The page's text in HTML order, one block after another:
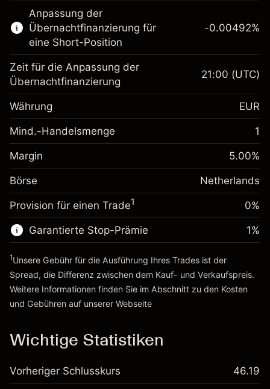
CFDs
Margin. Ihre Investition
€1,000.00
Anpassung der
Übernachtfinanzierung
fremdfinanzierten
(-€3.46)
Positionsgröße mit Hebelwirkung
~€20,000.00
Geld aus Hebelwirkung ~ $
Anpassung der
Übernachtfinanzierung für
eine Short-Position
Margin. Ihre Investition
€1,000.00
Anpassung der
Gebühren aus
fremdfinanzierten
Positionswert
-0.004915
%
(-€0.98)
Positionsgröße mit Hebelwirkung
Geld aus Hebelwirkung ~ $€19,000.00
Zur Plattform
-0.00492%
Zeit für die Anpassung der
Übernachtfinanzierung
21:00 (UTC)
Währung EUR
Mind.-Handelsmenge 1
Margin 5.00%
Börse Netherlands
Provision für einen Trade1 0%
Garantierte Stop-Prämie 1%
1Unsere Gebühr für die Ausführung Ihres Trades ist der
Spread, die Differenz zwischen dem Kauf- und Verkaufspreis.
Weitere Informationen finden Sie im Abschnitt zu den Kosten
und Gebühren auf unserer Webseite
Wichtige Statistiken
Vorheriger Schlusskurs 46.19